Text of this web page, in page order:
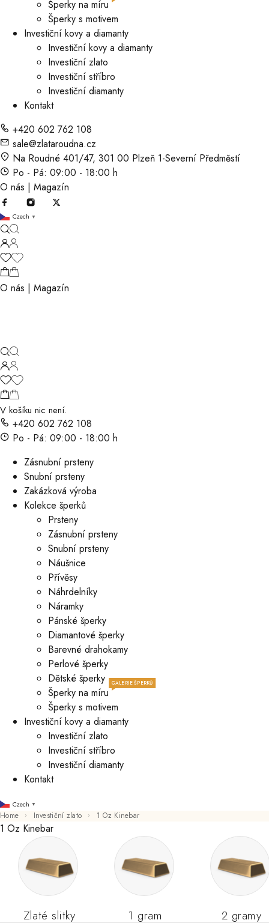
Šperky na míru
Šperky s motivem
Investiční kovy a diamanty
Investiční kovy a diamanty
Investiční zlato
Investiční stříbro
Investiční diamanty
Kontakt
+420 602 762 108
sale@zlataroudna.cz
Na Roudné 401/47, 301 00 Plzeň 1-Severní Předměstí
Po - Pá: 09:00 - 18:00 h
O nás | Magazín
Czech ▼
O nás | Magazín
V košíku nic není.
+420 602 762 108
Po - Pá: 09:00 - 18:00 h
Zásnubní prsteny
Snubní prsteny
Zakázková výroba
Kolekce šperků
Prsteny
Zásnubní prsteny
Snubní prsteny
Náušnice
Přívěsy
Náhrdelníky
Náramky
Pánské šperky
Diamantové šperky
Barevné drahokamy
Perlové šperky
Dětské šperky
Šperky na míru
GALERIE ŠPERKŮ
Šperky s motivem
Investiční kovy a diamanty
Investiční zlato
Investiční stříbro
Investiční diamanty
Kontakt
Czech ▼
Home Investiční zlato 1 Oz Kinebar
1 Oz Kinebar
Zlaté slitky 1 gram 2 gramy